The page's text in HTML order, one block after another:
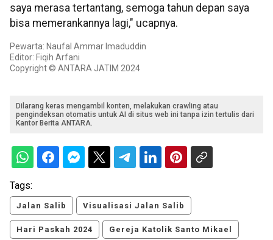
saya merasa tertantang, semoga tahun depan saya
bisa memerankannya lagi," ucapnya.
Pewarta: Naufal Ammar Imaduddin
Editor: Fiqih Arfani
Copyright © ANTARA JATIM 2024
Dilarang keras mengambil konten, melakukan crawling atau
pengindeksan otomatis untuk AI di situs web ini tanpa izin tertulis dari
Kantor Berita ANTARA.
Tags:
Jalan Salib Visualisasi Jalan Salib
Hari Paskah 2024 Gereja Katolik Santo Mikael